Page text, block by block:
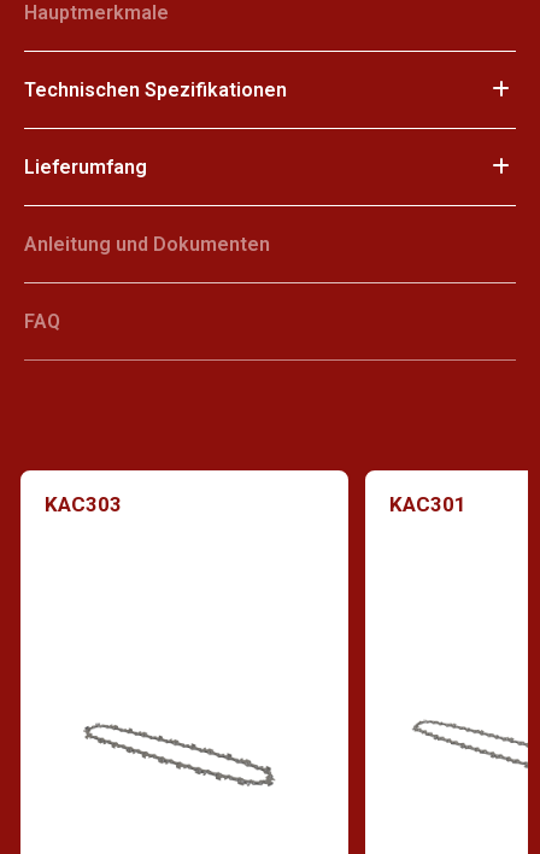
Hauptmerkmale
Technischen Spezifikationen
Lieferumfang
Anleitung und Dokumenten
FAQ
KAC303 KAC301